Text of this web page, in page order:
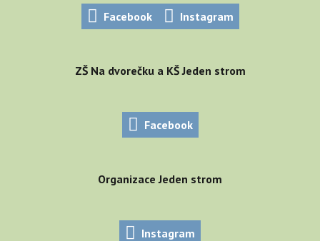
Facebook Instagram
ZŠ Na dvorečku a KŠ Jeden strom
Facebook
Organizace Jeden strom
Instagram